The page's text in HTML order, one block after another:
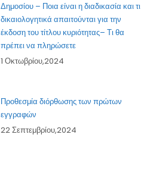
Δημοσίου – Ποια είναι η διαδικασία και τι
δικαιολογητικά απαιτούνται για την
έκδοση του τίτλου κυριότητας– Τι θα
πρέπει να πληρώσετε
1 Οκτωβρίου,2024
Προθεσμία διόρθωσης των πρώτων
εγγραφών
22 Σεπτεμβρίου,2024